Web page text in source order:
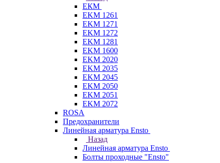
ЕКМ
EKM 1261
EKM 1271
EKM 1272
EKM 1281
EKM 1600
EKM 2020
EKM 2035
EKM 2045
EKM 2050
EKM 2051
EKM 2072
ROSA
Предохранители
Линейная арматура Ensto
Назад
Линейная арматура Ensto
Болты проходные "Ensto"